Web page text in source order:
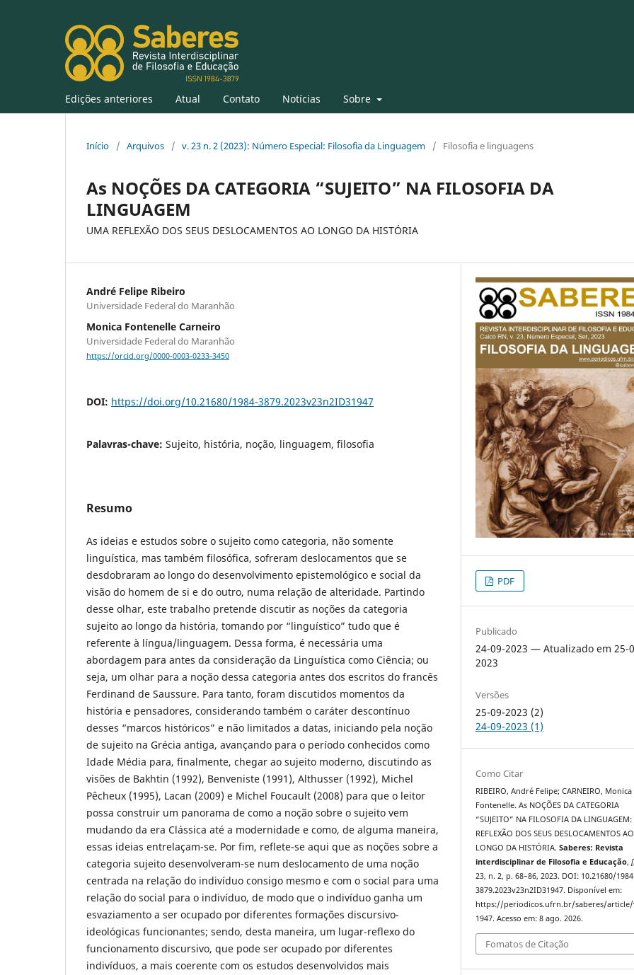
Edições anteriores Atual Contato Notícias Sobre
Início / Arquivos / v. 23 n. 2 (2023): Número Especial: Filosofia da Linguagem / Filosofia e linguagens
As NOÇÕES DA CATEGORIA “SUJEITO” NA FILOSOFIA DA
LINGUAGEM
UMA REFLEXÃO DOS SEUS DESLOCAMENTOS AO LONGO DA HISTÓRIA
André Felipe Ribeiro
Universidade Federal do Maranhão
Monica Fontenelle Carneiro
Universidade Federal do Maranhão
https://orcid.org/0000-0003-0233-3450
DOI: https://doi.org/10.21680/1984-3879.2023v23n2ID31947
Palavras-chave: Sujeito, história, noção, linguagem, filosofia
Resumo
As ideias e estudos sobre o sujeito como categoria, não somente
linguística, mas também filosófica, sofreram deslocamentos que se
desdobraram ao longo do desenvolvimento epistemológico e social da
visão do homem de si e do outro, numa relação de alteridade. Partindo
desse olhar, este trabalho pretende discutir as noções da categoria
sujeito ao longo da história, tomando por “linguístico” tudo que é
referente à língua/linguagem. Dessa forma, é necessária uma
abordagem para antes da consideração da Linguística como Ciência; ou
seja, um olhar para a noção dessa categoria antes dos escritos do francês
Ferdinand de Saussure. Para tanto, foram discutidos momentos da
história e pensadores, considerando também o caráter descontínuo
desses “marcos históricos” e não limitados a datas, iniciando pela noção
de sujeito na Grécia antiga, avançando para o período conhecidos como
Idade Média para, finalmente, chegar ao sujeito moderno, discutindo as
visões de Bakhtin (1992), Benveniste (1991), Althusser (1992), Michel
Pêcheux (1995), Lacan (2009) e Michel Foucault (2008) para que o leitor
possa construir um panorama de como a noção sobre o sujeito vem
mudando da era Clássica até a modernidade e como, de alguma maneira,
essas ideias entrelaçam-se. Por fim, reflete-se aqui que as noções sobre a
categoria sujeito desenvolveram-se num deslocamento de uma noção
centrada na relação do indivíduo consigo mesmo e com o social para uma
relação do social para o indivíduo, de modo que o indivíduo ganha um
esvaziamento a ser ocupado por diferentes formações discursivo-
ideológicas funcionantes; sendo, desta maneira, um lugar-reflexo do
funcionamento discursivo, que pode ser ocupado por diferentes
indivíduos, a mais coerente com os estudos desenvolvidos mais
PDF
Publicado
24-09-2023 — Atualizado em 25-
2023
Versões
25-09-2023 (2)
24-09-2023 (1)
Como Citar
RIBEIRO, André Felipe; CARNEIRO, Monica
Fontenelle. As NOÇÕES DA CATEGORIA
“SUJEITO” NA FILOSOFIA DA
REFLEXÃO DOS SEUS DESLOCAMENTOS AO
LONGO DA HISTÓRIA.Saberes: Revista
interdisciplinar de Filosofia e Educação,
23, n. 2, p. 68–86, 2023. DOI: 10.21680/
3879.2023v23n2ID31947. Disponível em:
https://periodicos.ufrn.br/saberes/
1947. Acesso em: 8 ago. 2026.
Fomatos de Citação